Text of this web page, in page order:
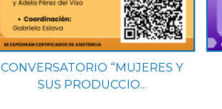
CONVERSATORIO “MUJERES Y
SUS PRODUCCIO...
la
página